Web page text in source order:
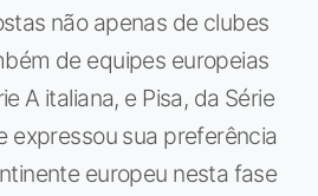
não apenas de clubes
de equipes europeias
A italiana, e Pisa, da Série
expressou sua preferência
europeu nesta fase